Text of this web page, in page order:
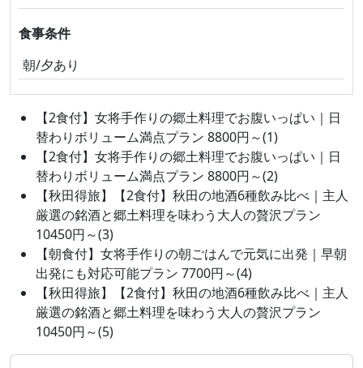
食事条件
朝/夕あり
【2食付】女将手作りの郷土料理でお腹いっぱい｜日
替わりボリューム満点プラン 8800円～(1)
【2食付】女将手作りの郷土料理でお腹いっぱい｜日
替わりボリューム満点プラン 8800円～(2)
【秋田得旅】【2食付】秋田の地酒6種飲み比べ｜主人
厳選の銘酒と郷土料理を味わう大人の贅沢プラン
10450円～(3)
【朝食付】女将手作りの朝ごはんで元気に出発｜早朝
出発にも対応可能プラン 7700円～(4)
【秋田得旅】【2食付】秋田の地酒6種飲み比べ｜主人
厳選の銘酒と郷土料理を味わう大人の贅沢プラン
10450円～(5)